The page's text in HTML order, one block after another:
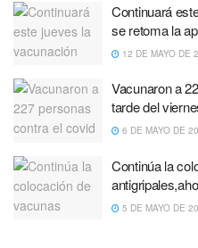
Continuará
se retoma la
12 DE MAYO DE
Vacunaron a
tarde del
6 DE MAYO DE
Continúa la
5 DE MAYO DE